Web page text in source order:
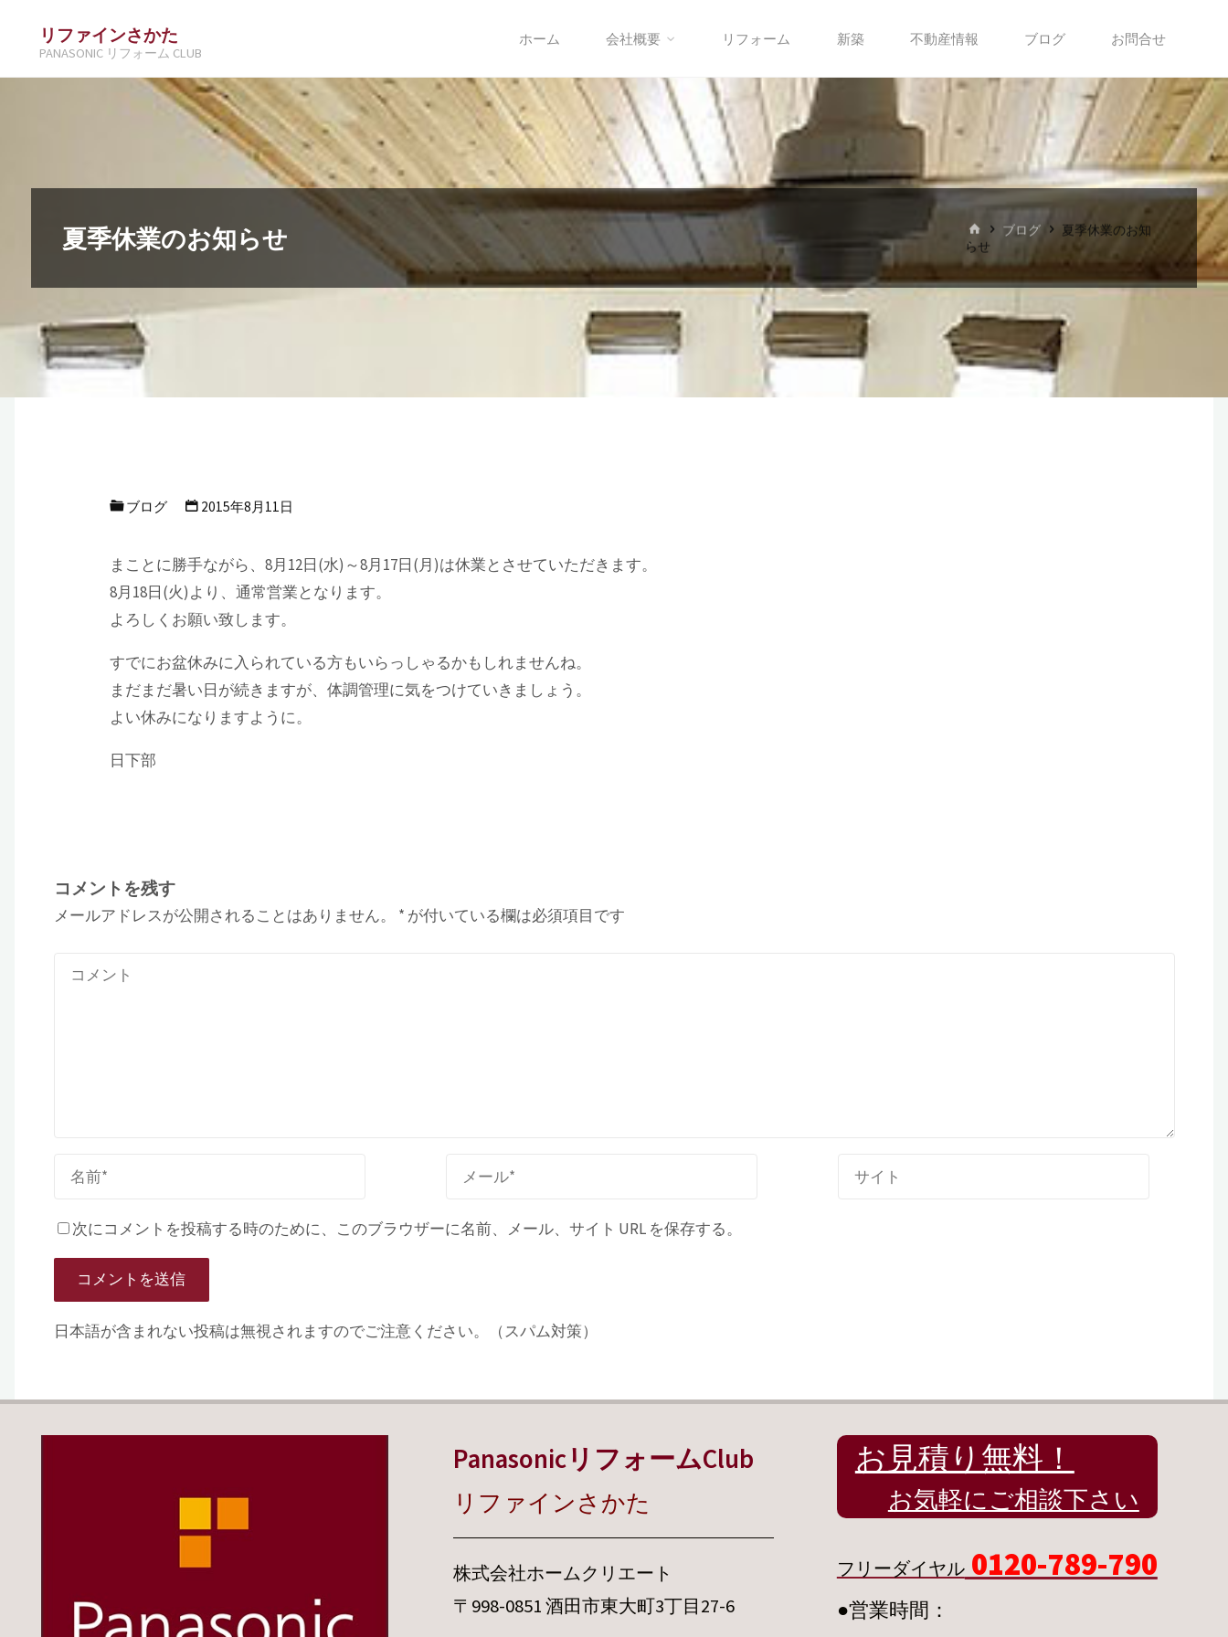
リファインさかた
PANASONIC リフォーム CLUB
ホーム 会社概要 リフォーム 新築 不動産情報 ブログ お問合せ
夏季休業のお知らせ
ホ
ー
ブログ
夏季休業のお知
らせ
ブログ 2015年8月11日
まことに勝手ながら、8月12日(水)～8月17日(月)は休業とさせていただきます。
8月18日(火)より、通常営業となります。
よろしくお願い致します。
すでにお盆休みに入られている方もいらっしゃるかもしれませんね。
まだまだ暑い日が続きますが、体調管理に気をつけていきましょう。
よい休みになりますように。
日下部
コメントを残す
メールアドレスが公開されることはありません。 * が付いている欄は必須項目です
次にコメントを投稿する時のために、このブラウザーに名前、メール、サイト URL を保存する。
日本語が含まれない投稿は無視されますのでご注意ください。（スパム対策）
PanasonicリフォームClub
リファインさかた
株式会社ホームクリエート
〒998-0851 酒田市東大町3丁目27-6
お見積り無料！
お気軽にご相談下さい
フリーダイヤル0120-789-790
●営業時間：